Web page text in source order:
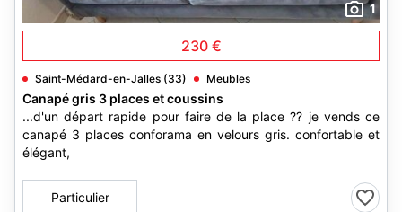
1
230 €
Saint-Médard-en-Jalles (33) Meubles
Canapé gris 3 places et coussins
...d'un départ rapide pour faire de la place ?? je vends ce
canapé 3 places conforama en velours gris. confortable et
élégant,
Particulier